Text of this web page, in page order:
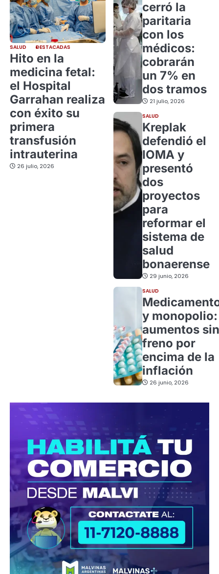
SALUD DESTACADAS
Hito en la
medicina fetal:
el Hospital
Garrahan realiza
con éxito su
primera
transfusión
intrauterina
26 julio, 2026
cerró la
paritaria
con los
médicos:
cobrarán
un 7% en
dos tramos
21 julio, 2026
SALUD
Kreplak
defendió el
IOMA y
presentó
dos
proyectos
para
reformar el
sistema de
salud
bonaerense
29 junio, 2026
SALUD
y monopolio:
aumentos sin
freno por
encima de la
inflación
26 junio, 2026